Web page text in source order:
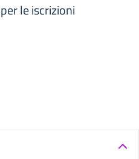
le iscrizioni